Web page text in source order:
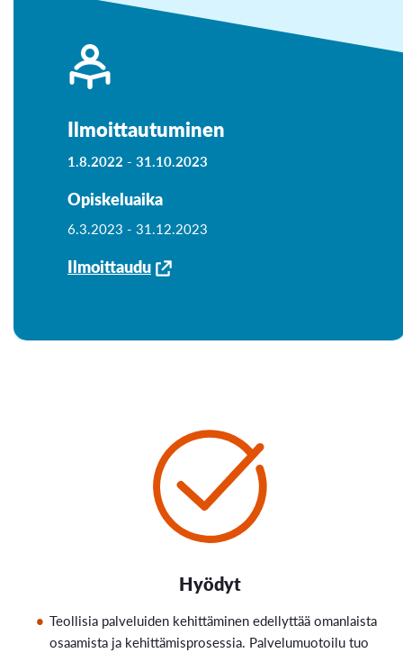
Ilmoittautuminen
1.8.2022 - 31.10.2023
Opiskeluaika
6.3.2023 - 31.12.2023
Ilmoittaudu
Hyödyt
Teollisia palveluiden kehittäminen edellyttää omanlaista
osaamista ja kehittämisprosessia. Palvelumuotoilu tuo